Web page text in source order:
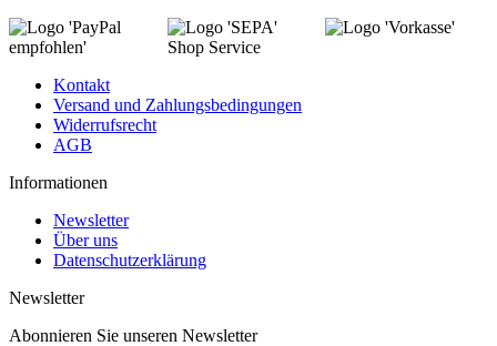
Shop Service
Kontakt
Versand und Zahlungsbedingungen
Widerrufsrecht
AGB
Informationen
Newsletter
Über uns
Datenschutzerklärung
Newsletter
Abonnieren Sie unseren Newsletter